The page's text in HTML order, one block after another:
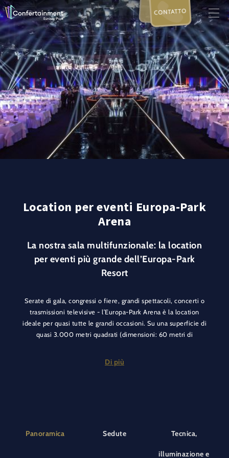
CONTATTO
Location per eventi Europa-Park
Arena
La nostra sala multifunzionale: la location
per eventi più grande dell’Europa-Park
Resort
Serate di gala, congressi o fiere, grandi spettacoli, concerti o
trasmissioni televisive - l’Europa-Park Arena è la location
ideale per quasi tutte le grandi occasioni. Su una superficie di
quasi 3.000 metri quadrati (dimensioni: 60 metri di
partecipanti. L’altezza interna di 13 metri consente anche la
costruzione di palcoscenici tecnicamente molto impegnativi.
ne consentono un utilizzo estremamente diversificato.
Di più
Panoramica Sedute Tecnica,
illuminazione e